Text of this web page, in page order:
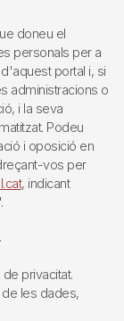
doneu el
personals per a
portal i, si
administracions o
i la seva
Podeu
i oposició en
vos per
, indicant
privacitat.
les dades,